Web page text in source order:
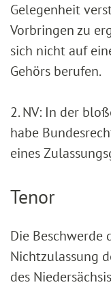
Gelegenheit
Vorbringen zu
sich nicht auf
Gehörs berufen.
2. NV: In der
habe
eines
Tenor
Die Beschwerde
Nichtzulassung
des